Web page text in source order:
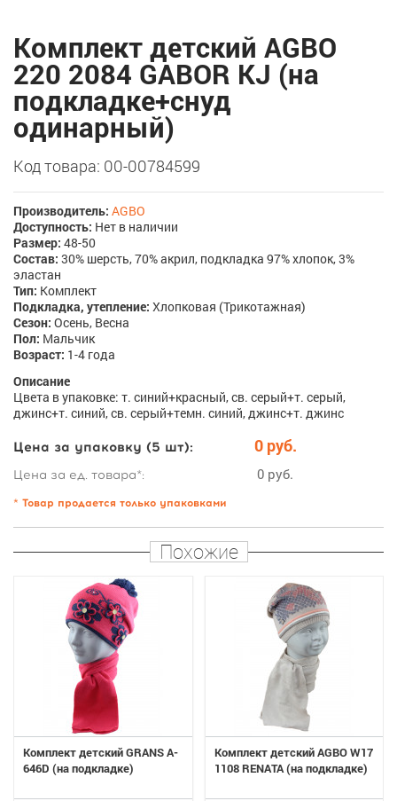
Комплект детский AGBO
220 2084 GABOR KJ (на
подкладке+снуд
одинарный)
Код товара: 00-00784599
Производитель: AGBO
Доступность: Нет в наличии
Размер: 48-50
Состав: 30% шерсть, 70% акрил, подкладка 97% хлопок, 3%
эластан
Тип: Комплект
Подкладка, утепление: Хлопковая (Трикотажная)
Сезон: Осень, Весна
Пол: Мальчик
Возраст: 1-4 года
Описание
Цвета в упаковке: т. синий+красный, св. серый+т. серый,
джинс+т. синий, св. серый+темн. синий, джинс+т. джинс
Цена за упаковку (5 шт): 0 руб.
Цена за ед. товара*: 0 руб.
* Товар продается только упаковками
Похожие
Комплект детский GRANS A-
646D (на подкладке)
Комплект детский AGBO W17
1108 RENATA (на подкладке)